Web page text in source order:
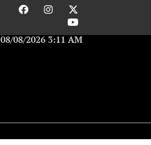
08/08/2026 3:11 AM